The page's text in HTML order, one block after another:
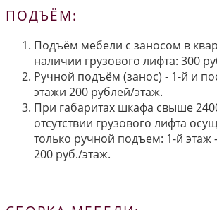
ПОДЪЁМ:
Подъём мебели с заносом в
наличии грузового лифта: 300
Ручной подъём (занос) - 1-й и
этажи 200 рублей/этаж.
При габаритах шкафа свыше
отсутствии грузового лифта
только ручной подъем: 1-й этаж
200 руб./этаж.